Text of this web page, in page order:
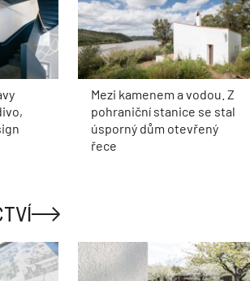
Mezi kamenem a vodou. Z
pohraniční stanice se stal
úsporný dům otevřený
řece